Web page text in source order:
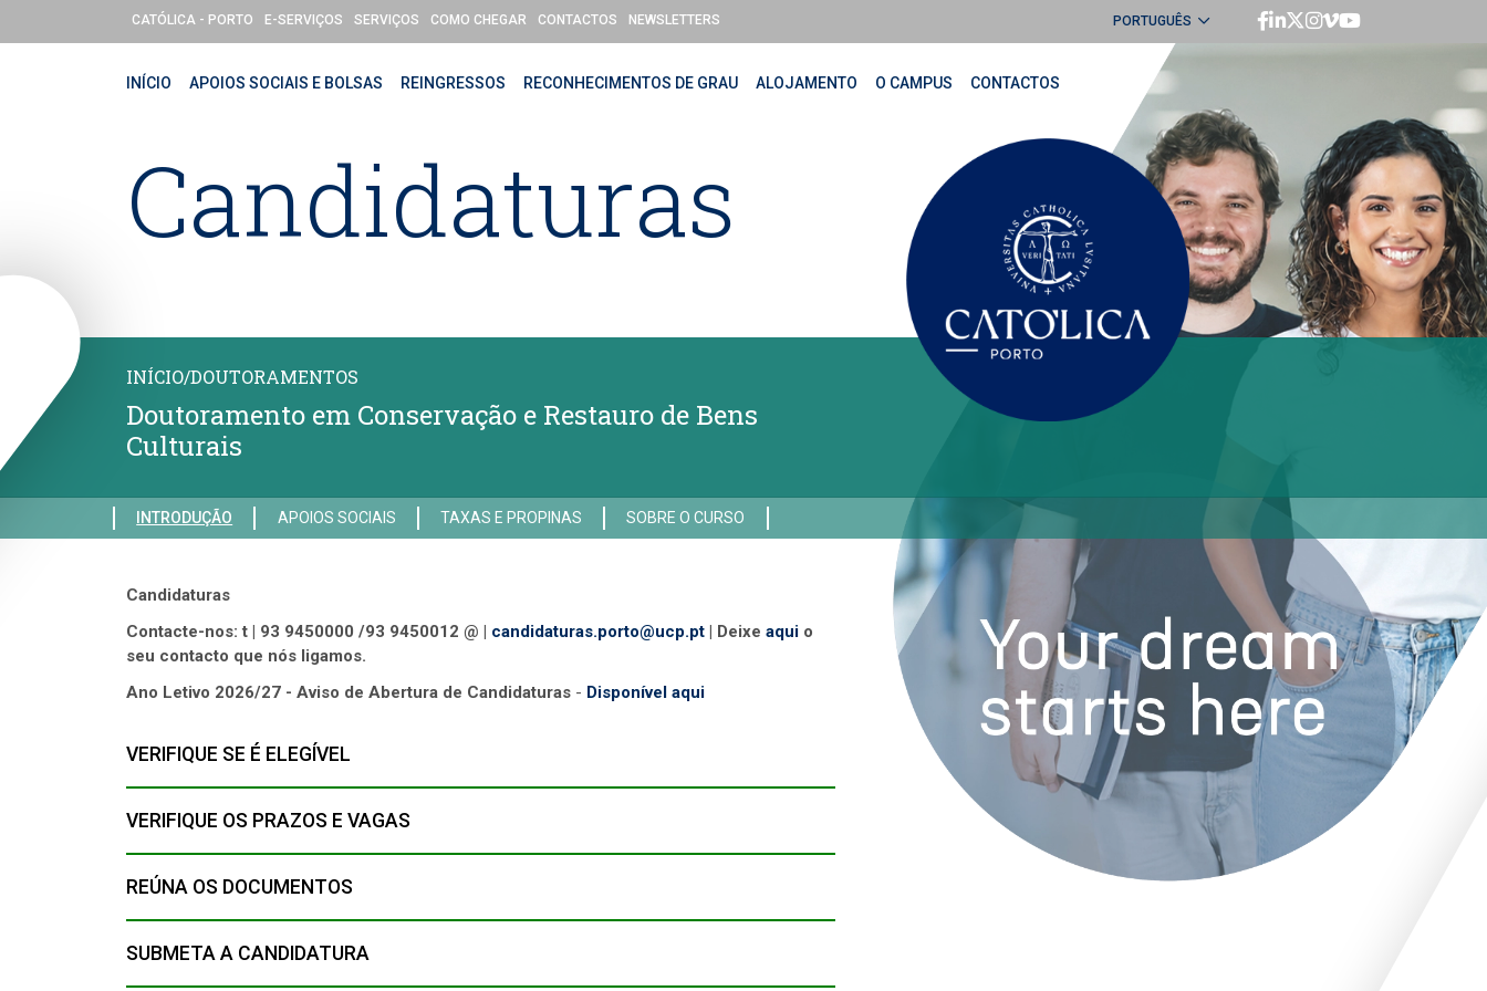
Passar para o conteúdo principal
CATÓLICA - PORTO E-SERVIÇOS SERVIÇOS COMO CHEGAR CONTACTOS NEWSLETTERS PORTUGUÊS
ENGLISH
INÍCIO APOIOS SOCIAIS E BOLSAS REINGRESSOS RECONHECIMENTOS DE GRAU ALOJAMENTO O CAMPUS CONTACTOS
Candidaturas
INÍCIO/DOUTORAMENTOS
Doutoramento em Conservação e Restauro de Bens
Culturais
INTRODUÇÃO APOIOS SOCIAIS TAXAS E PROPINAS SOBRE O CURSO
Candidaturas
Contacte-nos: t | 93 9450000 /93 9450012 @ | candidaturas.porto@ucp.pt | Deixe aqui o
seu contacto que nós ligamos.
Ano Letivo 2026/27 - Aviso de Abertura de Candidaturas - Disponível aqui
VERIFIQUE SE É ELEGÍVEL
VERIFIQUE OS PRAZOS E VAGAS
REÚNA OS DOCUMENTOS
SUBMETA A CANDIDATURA